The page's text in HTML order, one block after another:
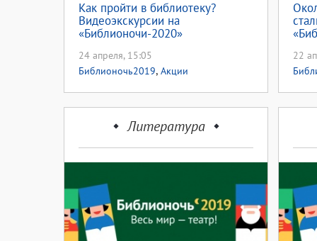
Как пройти в библиотеку?
Видеоэкскурсии на
«Библионочи-2020»
24 апреля, 15:05
Библионочь2019, Акции
22
Литература